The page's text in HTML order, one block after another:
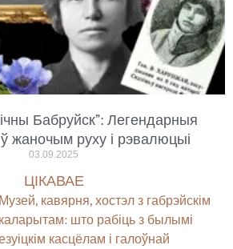
Бабруйск”: Легендарныя
ў жаночым руху і рэвалюцыі
03.09.2025
ЦІКАВАЕ
Музей, кавярня, хостэл з габрэйскім
каларытам: што рабіць з былымі
касцёлам і галоўнай